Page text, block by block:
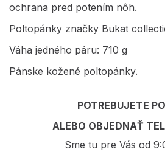
ochrana pred potením nôh.
Poltopánky značky Bukat
Váha jedného páru: 710 g
Pánske kožené poltopánky.
POTREBUJETE
ALEBO OBJEDNAŤ
Sme tu pre Vás od